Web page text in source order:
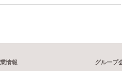
情報
グループ